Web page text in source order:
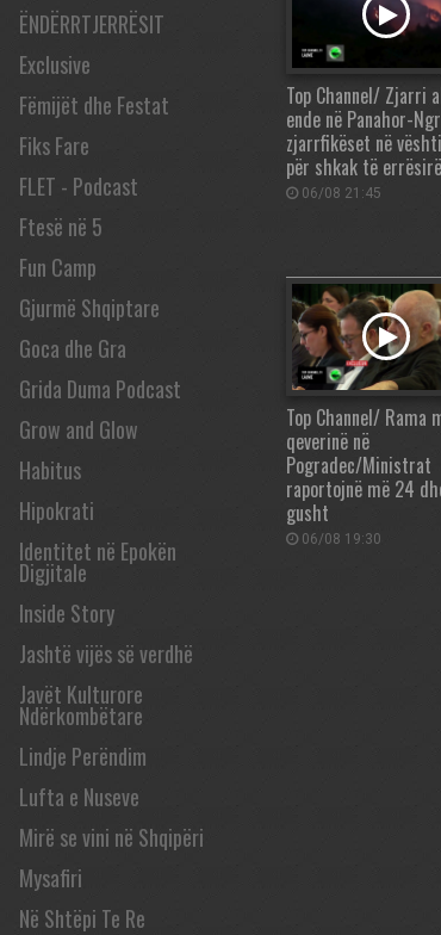
ËNDËRRTJERRËSIT
Exclusive
Fëmijët dhe Festat
Fiks Fare
FLET - Podcast
Ftesë në 5
Fun Camp
Gjurmë Shqiptare
Goca dhe Gra
Grida Duma Podcast
Grow and Glow
Habitus
Hipokrati
Identitet në Epokën
Digjitale
Inside Story
Jashtë vijës së verdhë
Javët Kulturore
Ndërkombëtare
Lindje Perëndim
Lufta e Nuseve
Mirë se vini në Shqipëri
Mysafiri
Në Shtëpi Te Re
Top Channel/ Zjarri
ende në Panahor-
zjarrfikëset në
për shkak të
06/08 21:45
Top Channel/ Rama
qeverinë në
Pogradec/Ministrat
raportojnë më 24
gusht
06/08 19:30